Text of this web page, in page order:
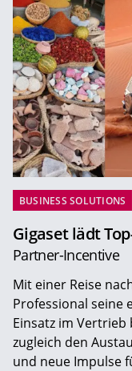
BUSINESS SOLUTIONS
Gigaset lädt
Partner-Incentive
Mit einer Reise
Professional seine
Einsatz im Vertrieb
zugleich den
und neue Impulse